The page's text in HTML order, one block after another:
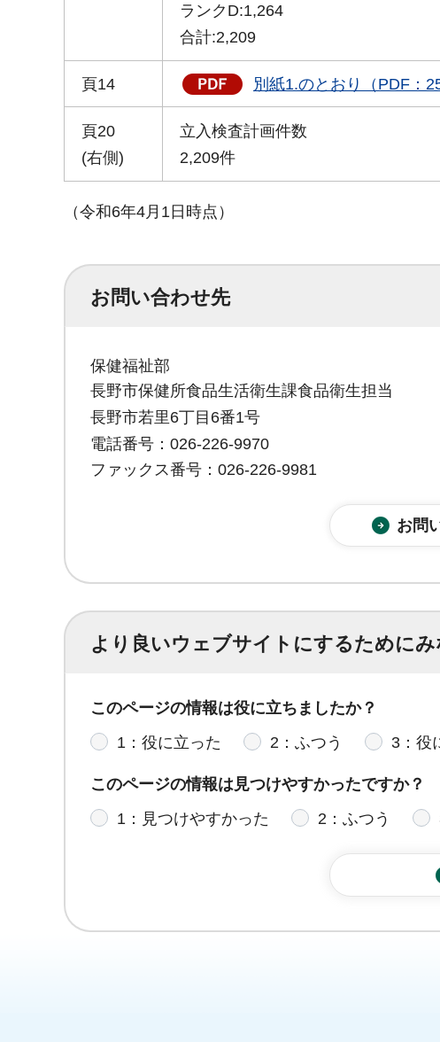
ランクD:1,264
合計:2,209
頁14 別紙1.のとおり（PDF：
頁20
(右側)
立入検査計画件数
2,209件
（令和6年4月1日時点）
お問い合わせ先
保健福祉部
長野市保健所食品生活衛生課食品衛生担当
長野市若里6丁目6番1号
電話番号：026-226-9970
ファックス番号：026-226-9981
より良いウェブサイトにするために
このページの情報は役に立ちましたか？
1：役に立った
2：ふつう 3：役
このページの情報は見つけやすかったですか？
1：見つけやすかった
2：ふつう